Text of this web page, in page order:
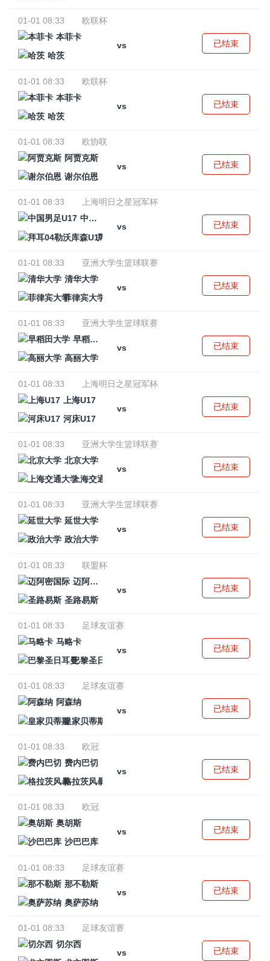
01-01 08:33
欧联杯
本菲卡
vs
哈茨
已结束
01-01 08:33
欧联杯
本菲卡
vs
哈茨
已结束
01-01 08:33
欧协联
阿贾克斯
vs
谢尔伯恩
已结束
01-01 08:33
上海明日之星冠军杯
中国男足U17
vs
拜耳04勒沃库森U17
已结束
01-01 08:33
亚洲大学生篮球联赛
清华大学
vs
菲律宾大学
已结束
01-01 08:33
亚洲大学生篮球联赛
早稻田大学
vs
高丽大学
已结束
01-01 08:33
上海明日之星冠军杯
上海U17
vs
河床U17
已结束
01-01 08:33
亚洲大学生篮球联赛
北京大学
vs
上海交通大学
已结束
01-01 08:33
亚洲大学生篮球联赛
延世大学
vs
政治大学
已结束
01-01 08:33
联盟杯
迈阿密国际
vs
圣路易斯
已结束
01-01 08:33
足球友谊赛
马略卡
vs
巴黎圣日耳曼
已结束
01-01 08:33
足球友谊赛
阿森纳
vs
皇家贝蒂斯
已结束
01-01 08:33
欧冠
费内巴切
vs
格拉茨风暴
已结束
01-01 08:33
欧冠
奥胡斯
vs
沙巴巴库
已结束
01-01 08:33
足球友谊赛
那不勒斯
vs
奥萨苏纳
已结束
01-01 08:33
足球友谊赛
切尔西
vs
已结束